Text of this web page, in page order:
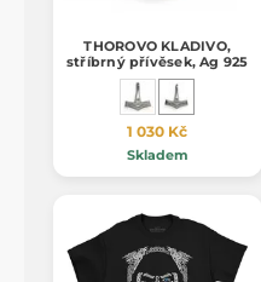
THOROVO KLADIVO,
stříbrný přívěsek, Ag 925
1 030 Kč
Skladem